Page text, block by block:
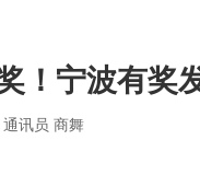
！宁波有奖
讯员 商舞